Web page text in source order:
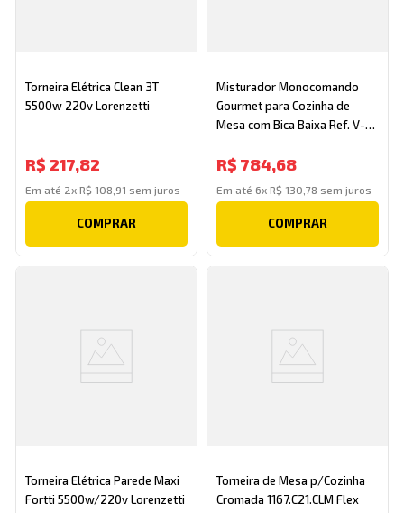
Torneira Elétrica Clean 3T
5500w 220v Lorenzetti
R$ 217,82
Em até 2xR$ 108 91 sem juros
COMPRAR
Misturador Monocomando
Gourmet para Cozinha de
Mesa com Bica Baixa Ref. V-
R$ 784,68
Em até 6x R$ 130 78 sem juros
COMPRAR
Torneira Elétrica Parede Maxi
Fortti 5500w/220v Lorenzetti
Torneira de Mesa p/Cozinha
Cromada 1167.C21.CLM Flex